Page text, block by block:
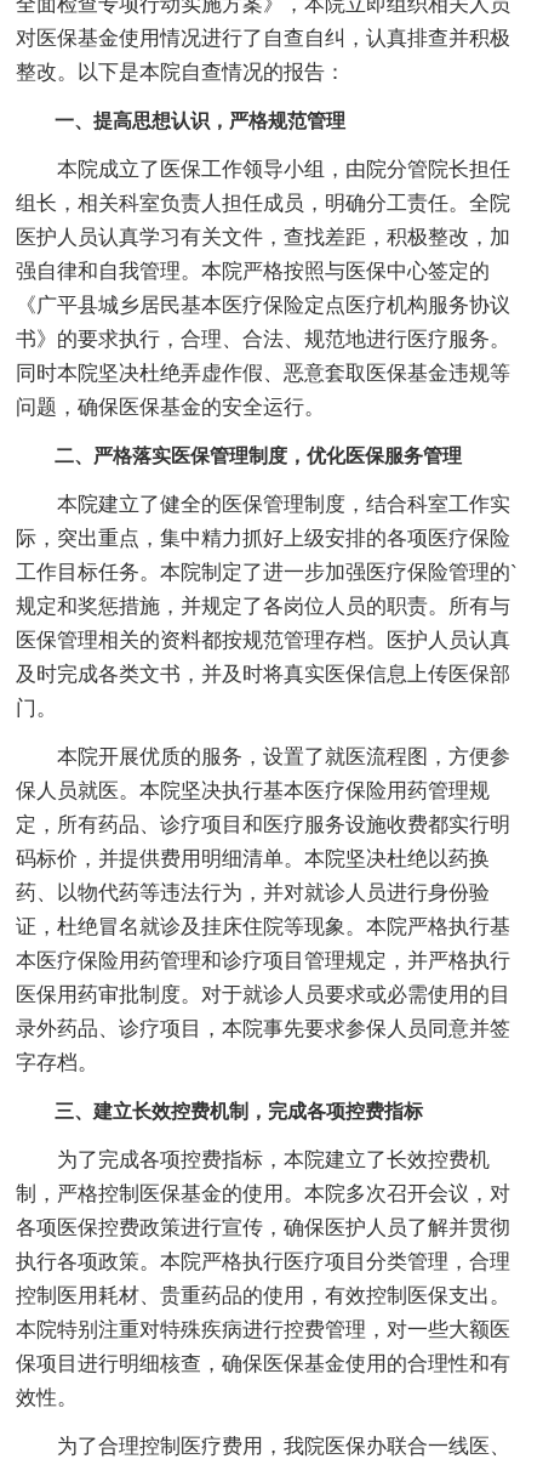
对医保基金使用情况进行了自查自纠，认真排查并积极
整改。以下是本院自查情况的报告：
一、提高思想认识，严格规范管理
本院成立了医保工作领导小组，由院分管院长担任
组长，相关科室负责人担任成员，明确分工责任。全院
医护人员认真学习有关文件，查找差距，积极整改，加
强自律和自我管理。本院严格按照与医保中心签定的
《广平县城乡居民基本医疗保险定点医疗机构服务协议
书》的要求执行，合理、合法、规范地进行医疗服务。
同时本院坚决杜绝弄虚作假、恶意套取医保基金违规等
问题，确保医保基金的安全运行。
二、严格落实医保管理制度，优化医保服务管理
本院建立了健全的医保管理制度，结合科室工作实
际，突出重点，集中精力抓好上级安排的各项医疗保险
工作目标任务。本院制定了进一步加强医疗保险管理的`
规定和奖惩措施，并规定了各岗位人员的职责。所有与
医保管理相关的资料都按规范管理存档。医护人员认真
及时完成各类文书，并及时将真实医保信息上传医保部
门。
本院开展优质的服务，设置了就医流程图，方便参
保人员就医。本院坚决执行基本医疗保险用药管理规
定，所有药品、诊疗项目和医疗服务设施收费都实行明
码标价，并提供费用明细清单。本院坚决杜绝以药换
药、以物代药等违法行为，并对就诊人员进行身份验
证，杜绝冒名就诊及挂床住院等现象。本院严格执行基
本医疗保险用药管理和诊疗项目管理规定，并严格执行
医保用药审批制度。对于就诊人员要求或必需使用的目
录外药品、诊疗项目，本院事先要求参保人员同意并签
字存档。
三、建立长效控费机制，完成各项控费指标
为了完成各项控费指标，本院建立了长效控费机
制，严格控制医保基金的使用。本院多次召开会议，对
各项医保控费政策进行宣传，确保医护人员了解并贯彻
执行各项政策。本院严格执行医疗项目分类管理，合理
控制医用耗材、贵重药品的使用，有效控制医保支出。
本院特别注重对特殊疾病进行控费管理，对一些大额医
保项目进行明细核查，确保医保基金使用的合理性和有
效性。
为了合理控制医疗费用，我院医保办联合一线医、